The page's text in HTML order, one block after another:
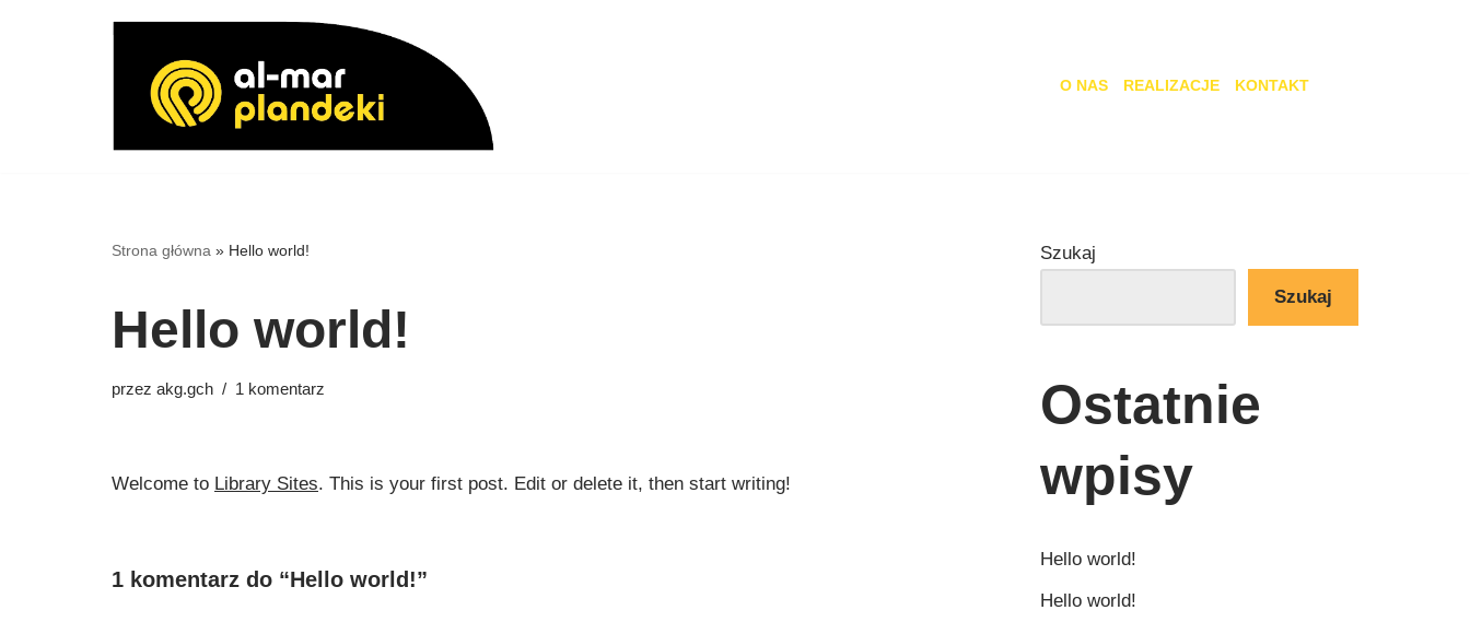
O NAS REALIZACJE KONTAKT
Strona główna » Hello world!
Hello world!
przez akg.gch 1 komentarz
Welcome to Library Sites. This is your first post. Edit or delete it, then start writing!
1 komentarz do “Hello world!”
Szukaj
Szukaj
Ostatnie
wpisy
Hello world!
Hello world!